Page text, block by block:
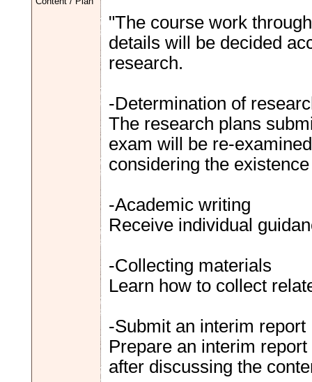
"The course work
details will be decided
research.
-Determination of
The research plans
exam will be re-
considering the
-Academic writing
Receive individual
-Collecting materials
Learn how to collect
-Submit an interim report
Prepare an interim
after discussing the